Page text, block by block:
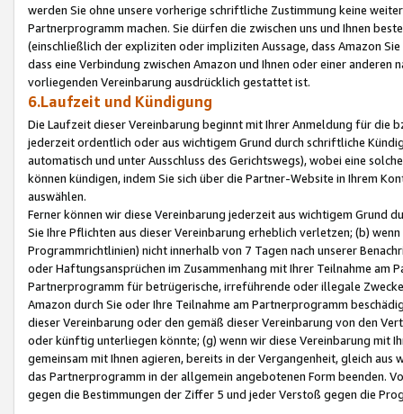
werden Sie ohne unsere vorherige schriftliche Zustimmung keine
Partnerprogramm machen. Sie dürfen die zwischen uns und Ihnen
(einschließlich der expliziten oder impliziten Aussage, dass Amazon
dass eine Verbindung zwischen Amazon und Ihnen oder einer
vorliegenden Vereinbarung ausdrücklich gestattet ist.
6.Laufzeit und Kündigung
Die Laufzeit dieser Vereinbarung beginnt mit Ihrer Anmeldung für die
jederzeit ordentlich oder aus wichtigem Grund durch schriftliche
automatisch und unter Ausschluss des Gerichtswegs), wobei eine
können kündigen, indem Sie sich über die Partner-Website in Ihrem
auswählen.
Ferner können wir diese Vereinbarung jederzeit aus wichtigem Grund
Sie Ihre Pflichten aus dieser Vereinbarung erheblich verletzen; (b)
Programmrichtlinien) nicht innerhalb von 7 Tagen nach unserer
oder Haftungsansprüchen im Zusammenhang mit Ihrer Teilnahme am
Partnerprogramm für betrügerische, irreführende oder illegale
Amazon durch Sie oder Ihre Teilnahme am Partnerprogramm
dieser Vereinbarung oder den gemäß dieser Vereinbarung von den
oder künftig unterliegen könnte; (g) wenn wir diese Vereinbarung mit
gemeinsam mit Ihnen agieren, bereits in der Vergangenheit, gleich
das Partnerprogramm in der allgemein angebotenen Form beenden.
gegen die Bestimmungen der Ziffer 5 und jeder Verstoß gegen die